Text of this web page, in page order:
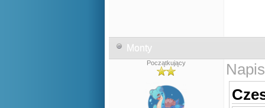
Monty
Początkujący